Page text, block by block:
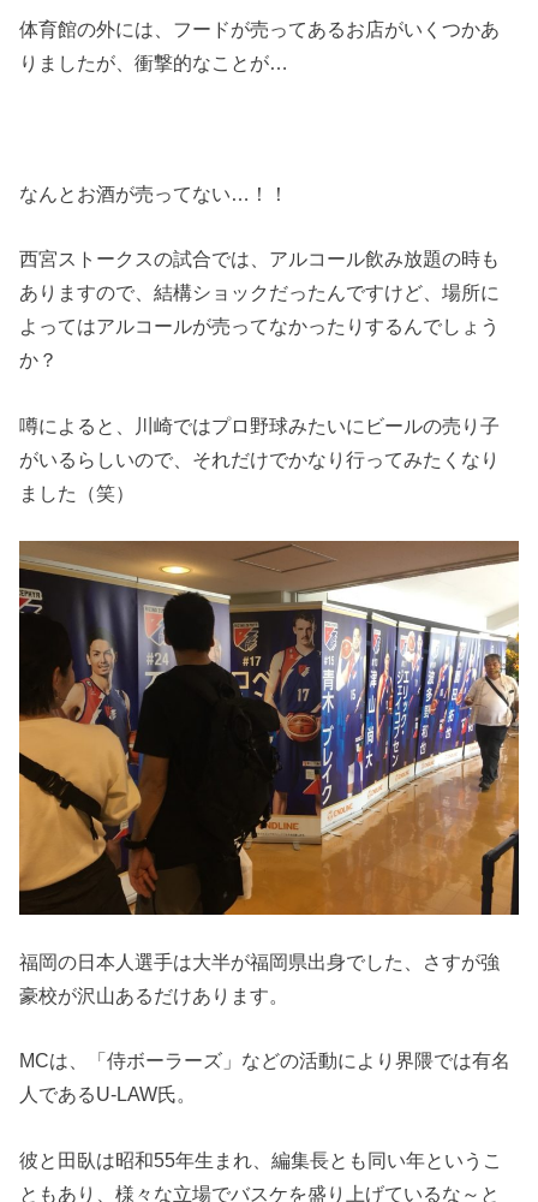
体育館の外には、フードが売ってあるお店がいくつかあ
りましたが、衝撃的なことが…
なんとお酒が売ってない…！！
西宮ストークスの試合では、アルコール飲み放題の時も
ありますので、結構ショックだったんですけど、場所に
よってはアルコールが売ってなかったりするんでしょう
か？
噂によると、川崎ではプロ野球みたいにビールの売り子
がいるらしいので、それだけでかなり行ってみたくなり
ました（笑）
福岡の日本人選手は大半が福岡県出身でした、さすが強
豪校が沢山あるだけあります。
MCは、「侍ボーラーズ」などの活動により界隈では有名
人であるU-LAW氏。
彼と田臥は昭和55年生まれ、編集長とも同い年というこ
ともあり、様々な立場でバスケを盛り上げているな～と